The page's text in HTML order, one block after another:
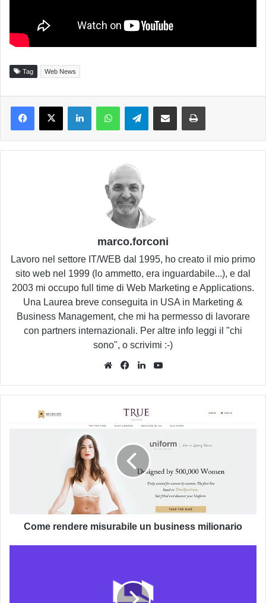
Tag Web News
LinkedInWhatsAppTelegramCondividi via email Stampa
marco.forconi
Lavoro nel settore IT/WEB dal 1995, ho creato il mio primo
sito web nel 1999 (lo ammetto, era inguardabile...), e dal
2003 mi occupo full time di Web Marketing e Applications.
Una Laurea breve conseguita in USA in Marketing &
Business Management, che mi ha permesso di lavorare
con partners internazionali. Per altre info leggi il "chi
sono", o scrivimi :-)
WebsiteFacebookLinkedIn
Come rendere misurabile un business milionario